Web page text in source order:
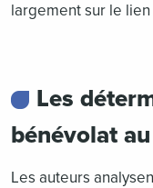
largement sur le
Les
bénévolat
Les auteurs